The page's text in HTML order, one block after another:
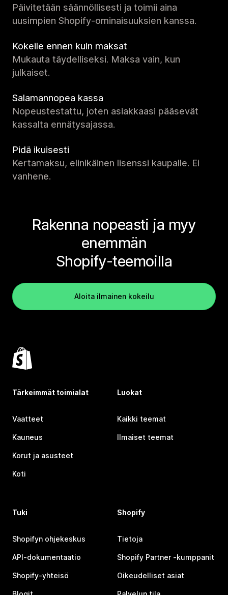
Päivitetään säännöllisesti ja toimii aina
uusimpien Shopify-ominaisuuksien kanssa.
Kokeile ennen kuin maksat
Mukauta täydelliseksi. Maksa vain, kun
julkaiset.
Salamannopea kassa
Nopeustestattu, joten asiakkaasi pääsevät
kassalta ennätysajassa.
Pidä ikuisesti
Kertamaksu, elinikäinen lisenssi kaupalle. Ei
vanhene.
Rakenna nopeasti ja myy
enemmän
Shopify-teemoilla
Aloita ilmainen kokeilu
Tärkeimmät toimialat
Vaatteet
Kauneus
Korut ja asusteet
Koti
Luokat
Kaikki teemat
Ilmaiset teemat
Tuki
Shopifyn ohjekeskus
API-dokumentaatio
Shopify-yhteisö
Shopify
Tietoja
Shopify Partner ‑kumppanit
Oikeudelliset asiat